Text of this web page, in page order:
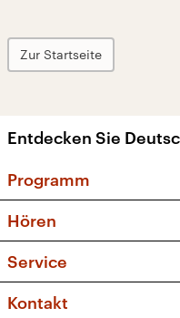
Zur Startseite
Entdecken Sie
Programm
Sendungen und
Musikliste
Kakadu – Das
Hören
Frequenzen
Service
FAQ
Kontakt